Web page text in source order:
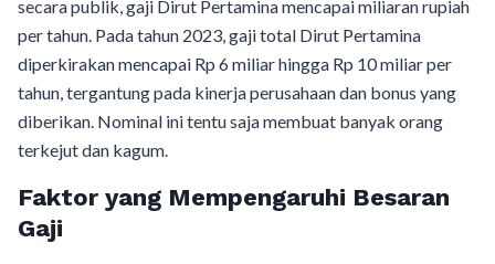
secara publik, gaji Dirut Pertamina mencapai miliaran rupiah
per tahun. Pada tahun 2023, gaji total Dirut Pertamina
diperkirakan mencapai Rp 6 miliar hingga Rp 10 miliar per
tahun, tergantung pada kinerja perusahaan dan bonus yang
diberikan. Nominal ini tentu saja membuat banyak orang
terkejut dan kagum.
Faktor yang Mempengaruhi Besaran
Gaji